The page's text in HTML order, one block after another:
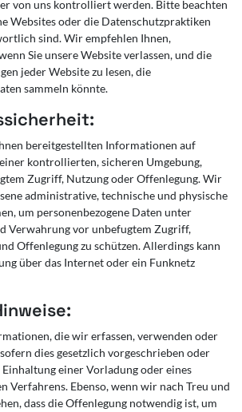
von uns kontrolliert werden. Bitte beachten
Websites oder die Datenschutzpraktiken
sind. Wir empfehlen Ihnen,
Sie unsere Website verlassen, und die
jeder Website zu lesen, die
sammeln könnte.
bereitgestellten Informationen auf
kontrollierten, sicheren Umgebung,
Zugriff, Nutzung oder Offenlegung. Wir
administrative, technische und physische
um personenbezogene Daten unter
Verwahrung vor unbefugtem Zugriff,
Offenlegung zu schützen. Allerdings kann
über das Internet oder ein Funknetz
die wir erfassen, verwenden oder
dies gesetzlich vorgeschrieben oder
einer Vorladung oder eines
Verfahrens. Ebenso, wenn wir nach Treu und
dass die Offenlegung notwendig ist, um